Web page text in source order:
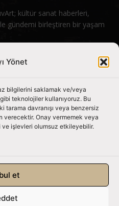
Yönet
bilgilerini saklamak ve/veya
teknolojiler kullanıyoruz. Bu
tarama davranışı veya benzersiz
verecektir. Onay vermemek veya
işlevleri olumsuz etkileyebilir.
et
kültür sanat haberleri,
gündemi birleştiren bir yaşam
Edin